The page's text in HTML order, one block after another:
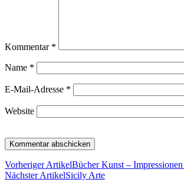
Kommentar *
Name *
E-Mail-Adresse *
Website
Vorheriger ArtikelBücher Kunst –
Nächster ArtikelSicily Arte